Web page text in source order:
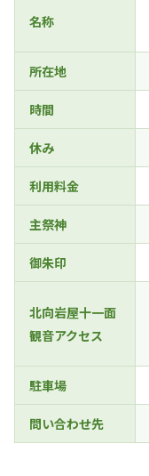
名称
所在地
時間
休み
利用料金
主祭神
御朱印
北向岩屋十一面
観音アクセス
駐車場
問い合わせ先